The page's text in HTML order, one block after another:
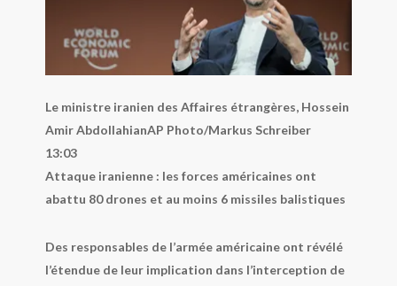
Le ministre iranien des Affaires étrangères, Hossein
Amir AbdollahianAP Photo/Markus Schreiber
13:03
Attaque iranienne : les forces américaines ont
abattu 80 drones et au moins 6 missiles balistiques
Des responsables de l’armée américaine ont révélé
l’étendue de leur implication dans l’interception de